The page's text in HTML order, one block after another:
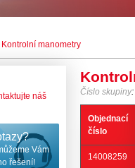
Kontrolní manometry
náš
Vám
řešení!
Číslo skupiny
Objednací
číslo
14008259